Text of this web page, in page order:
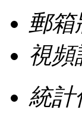
郵箱
視頻
統計